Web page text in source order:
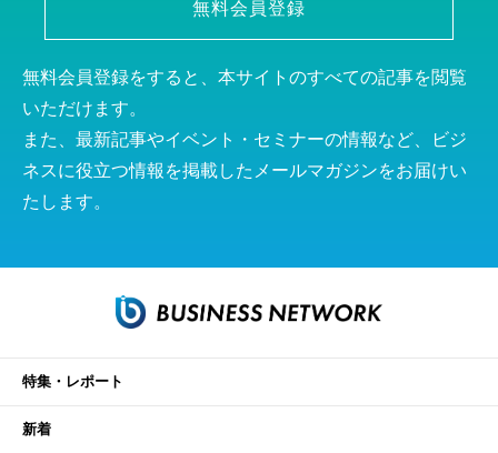
無料会員登録
無料会員登録をすると、本サイトのすべての記事を閲覧
いただけます。
また、最新記事やイベント・セミナーの情報など、ビジ
ネスに役立つ情報を掲載したメールマガジンをお届けい
たします。
特集・レポート
新着